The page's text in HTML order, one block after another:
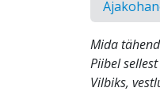
Mida
Piibel
Vilbiks,